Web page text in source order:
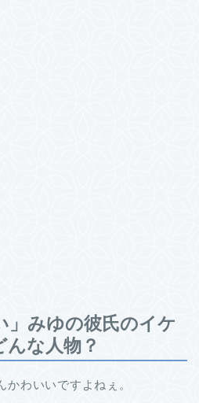
」みゆの彼氏のイケ
んな人物？
わいいですよねぇ。